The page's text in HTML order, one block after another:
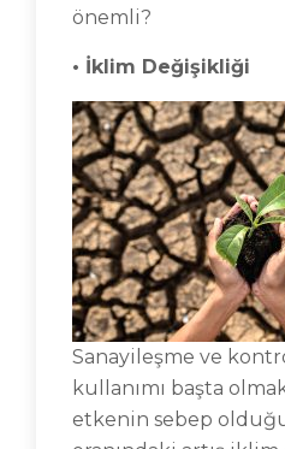
önemli?
• İklim Değişikliği
Sanayileşme ve
kullanımı başta
etkenin sebep